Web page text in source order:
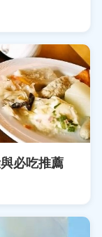
必吃推薦